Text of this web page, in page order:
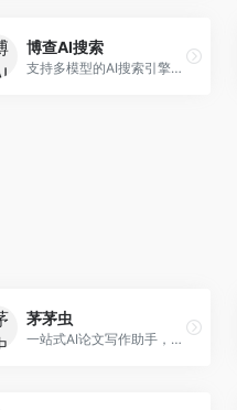
博查AI搜索
支持多模型的AI搜索引擎，整合多种大模型能力。面向AI爱好者，提供多模型搜索、答案对比、深度分析等服务，模型选择灵活。
茅茅虫
一站式AI论文写作助手，覆盖学术写作全场景。面向高校学生和科研人员，提供开题报告、文献综述、论文正文等写作服务，支持多学科多类型论文，操作简便。